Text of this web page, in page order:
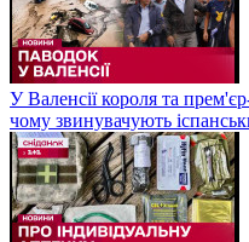
У Валенсії короля та
чому звинувачують